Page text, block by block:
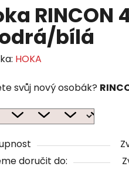
bílá
HOKA
svůj nový osobák?
doručit do: